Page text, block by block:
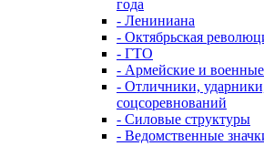
года
- Лениниана
- Октябрьская
- ГТО
- Армейские и военные
- Отличники,
соцсоревнований
- Силовые структуры
- Ведомственные